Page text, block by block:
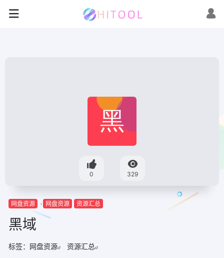
0 329
网盘资源 网盘资源 资源汇总
黑域
标签： 网盘资源
资源汇总